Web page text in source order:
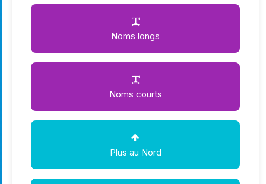
Noms longs
Noms courts
Plus au Nord